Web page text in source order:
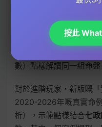
局增強事業運，或者點樣
剋。書中仲收錄咗《
五
數）點樣解讀同一組命
對於進階玩家，新版嘅
2020-2026年嘅真實命
析），示範點樣結合七
按此